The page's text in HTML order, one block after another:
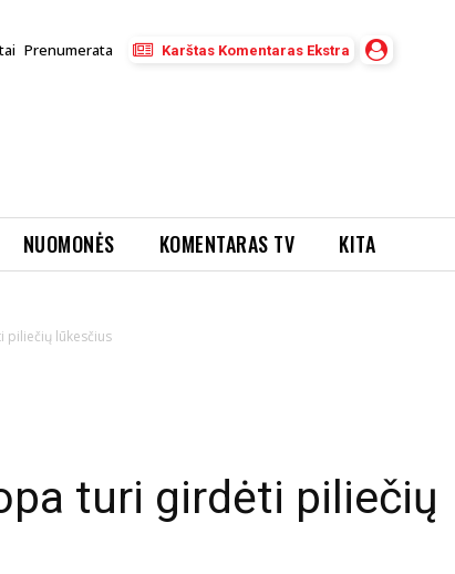
Prenumerata Karštas Komentaras Ekstra
NUOMONĖS KOMENTARAS TV KITA
piliečių lūkesčius
turi girdėti piliečių